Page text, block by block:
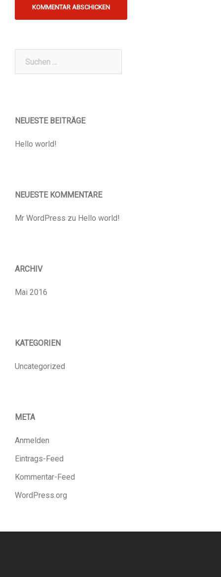
Suchen
NEUESTE BEITRÄGE
Hello world!
NEUESTE KOMMENTARE
Mr WordPress zu Hello world!
ARCHIV
Mai 2016
KATEGORIEN
Uncategorized
META
Anmelden
Eintrags-Feed
Kommentar-Feed
WordPress.org